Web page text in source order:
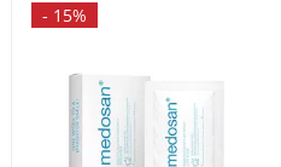
- 15%